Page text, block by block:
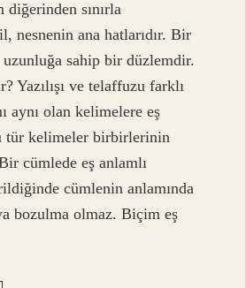
sınırla
nesnenin ana hatlarıdır. Bir
sahip bir düzlemdir.
Yazılışı ve telaffuzu farklı
aynı olan kelimelere eş
tür kelimeler birbirlerinin
cümlede eş anlamlı
cümlenin anlamında
bozulma olmaz. Biçim eş